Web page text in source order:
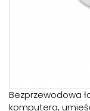
Bezprzewodowa
komputera,